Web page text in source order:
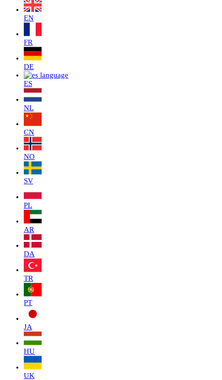
EN
FR
DE
ES
NL
CN
NO
SV
PL
AR
DA
TR
PT
JA
HU
UK